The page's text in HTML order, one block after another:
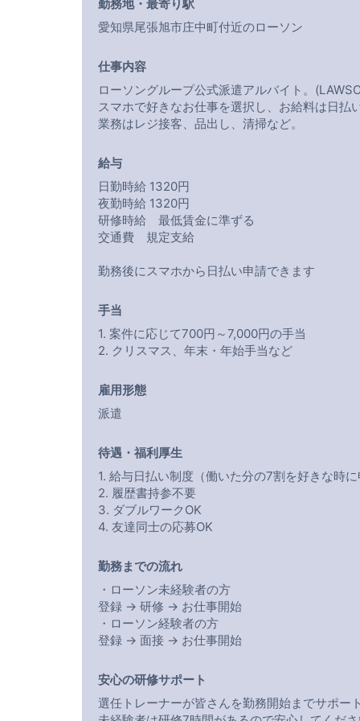
勤務地・最寄り駅
愛知県尾張旭市庄中町付近のローソン
仕事内容
ローソングループ公式派遣アルバイト。
スマホで好きなお仕事を選択し、お給料は日払
業務はレジ接客、品出し、清掃など。
給与
日勤時給 1320円
夜勤時給 1320円
研修時給 最低賃金に準ずる
交通費 規定支給
勤務後にスマホから日払い申請できます
手当
1. 案件に応じて700円～7,000円の手当
2. クリスマス、年末・年始手当など
雇用形態
派遣
待遇・福利厚生
1. 給与日払い制度（働いた分の7割を好きな時に
2. 履歴書持参不要
3. ダブルワークOK
4. 友達同士の応募OK
勤務までの流れ
・ローソン未経験者の方
登録 → 研修 → お仕事開始
・ローソン経験者の方
登録 → 面接 → お仕事開始
安心の研修サポート
選任トレーナーが皆さんを勤務開始までサポー